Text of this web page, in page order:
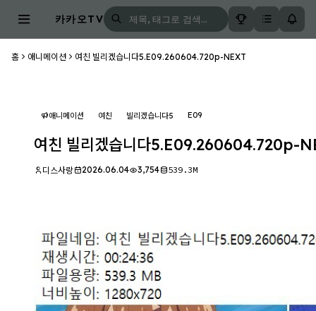
카카오TV
홈 애니메이션 여친 빌리겠습니다5.E09.260604.720p-NEXT
애니메이션 여친 빌리겠습니다5 E09
여친 빌리겠습니다5.E09.260604.720p-
디스사랑 2026.06.04 3,754 539.3M